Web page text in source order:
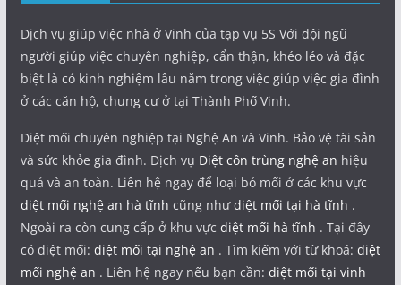
Dịch vụ giúp việc nhà ở Vinh của tạp vụ 5S Với đội ngũ
người giúp việc chuyên nghiệp, cẩn thận, khéo léo và đặc
biệt là có kinh nghiệm lâu năm trong việc giúp việc gia đình
ở các căn hộ, chung cư ở tại Thành Phố Vinh.
Diệt mối chuyên nghiệp tại Nghệ An và Vinh. Bảo vệ tài sản
và sức khỏe gia đình. Dịch vụ Diệt côn trùng nghệ an hiệu
quả và an toàn. Liên hệ ngay để loại bỏ mối ở các khu vực
diệt mối nghệ an hà tĩnh cũng nhưdiệt mối tại hà tĩnh .
Ngoài ra còn cung cấp ở khu vực diệt mối hà tĩnh . Tại đây
có diệt mối: diệt mối tại nghệ an . Tìm kiếm với từ khoá: diệt
mối nghệ an . Liên hệ ngay nếu bạn cần: diệt mối tại vinh